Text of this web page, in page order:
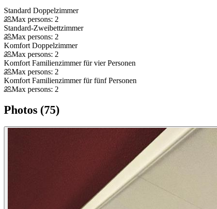
Standard Doppelzimmer
Max persons: 2
Standard-Zweibettzimmer
Max persons: 2
Komfort Doppelzimmer
Max persons: 2
Komfort Familienzimmer für vier Personen
Max persons: 2
Komfort Familienzimmer für fünf Personen
Max persons: 2
Photos (75)